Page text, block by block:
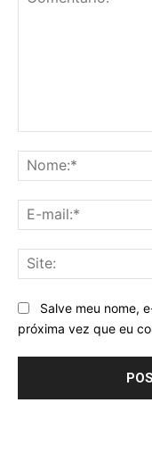
Salve meu nome,
próxima vez que eu